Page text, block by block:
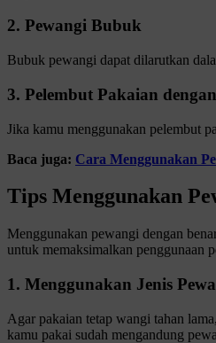
2. Pewangi Bubuk
Bubuk pewangi dapat dilarutkan
3. Pelembut Pakaian
Jika kamu menggunakan pelembut
Baca juga: Cara Menggunakan
Tips Menggunakan
Menggunakan pewangi dengan
untuk memaksimalkan penggunaan
1. Menggunakan Jenis
Agar pakaian tetap wangi tahan
kamu pakai sudah mengandung